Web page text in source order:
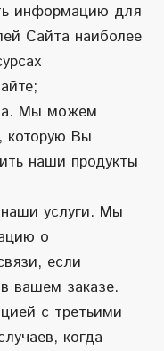
информацию для
Сайта наиболее
Мы можем
которую Вы
наши продукты
услуги. Мы
о
если
вашем заказе.
с третьими
когда